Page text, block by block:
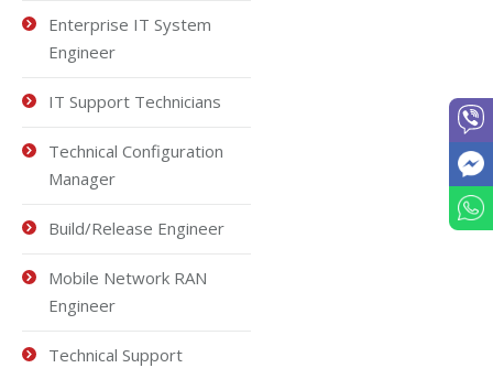
Enterprise IT System
Engineer
IT Support Technicians
Technical Configuration
Manager
Build/Release Engineer
Mobile Network RAN
Engineer
Technical Support